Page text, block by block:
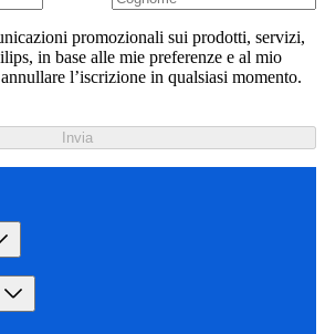
promozionali sui prodotti, servizi,
in base alle mie preferenze e al mio
l’iscrizione in qualsiasi momento.
Invia